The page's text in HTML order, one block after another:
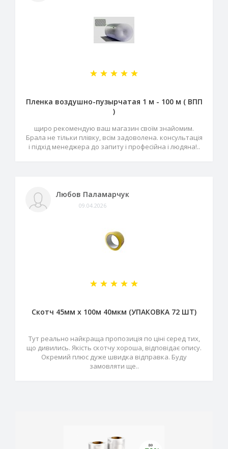
Пленка воздушно-пузырчатая 1 м - 100 м ( ВПП
)
щиро рекомендую ваш магазин своїм знайомим.
Брала не тільки плівку, всім задоволена. консультація
і підхід менеджера до запиту і професійна і людяна!..
Любов Паламарчук
09.04.2026
Скотч 45мм х 100м 40мкм (УПАКОВКА 72 ШТ)
Тут реально найкраща пропозиція по ціні серед тих,
що дивились. Якість скотчу хороша, відповідає опису.
Окремий плюс дуже швидка відправка. Буду
замовляти ще..